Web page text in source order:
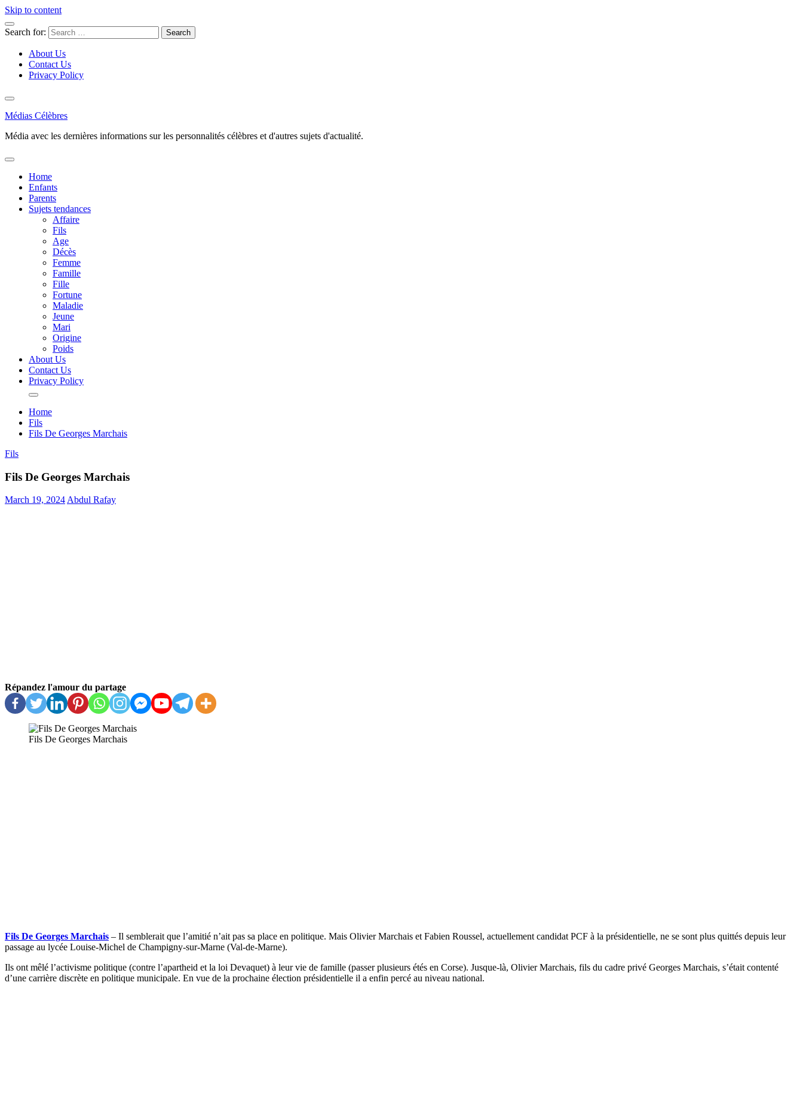
Skip to content
Search for:
About Us
Contact Us
Privacy Policy
Médias Célèbres
Média avec les dernières informations sur les personnalités célèbres et d'autres sujets d'actualité.
Home
Enfants
Parents
Sujets tendances
Affaire
Fils
Age
Décès
Femme
Famille
Fille
Fortune
Maladie
Jeune
Mari
Origine
Poids
About Us
Contact Us
Privacy Policy
Home
Fils
Fils De Georges Marchais
Fils
Fils De Georges Marchais
March 19, 2024Abdul Rafay
Répandez l'amour du partage
Fils De Georges Marchais
Fils De Georges Marchais – Il semblerait que l’amitié n’ait pas sa place en politique. Mais Olivier Marchais et Fabien Roussel, actuellement candidat PCF à la présidentielle, ne se sont plus quittés depuis leur
passage au lycée Louise-Michel de Champigny-sur-Marne (Val-de-Marne).
Ils ont mêlé l’activisme politique (contre l’apartheid et la loi Devaquet) à leur vie de famille (passer plusieurs étés en Corse). Jusque-là, Olivier Marchais, fils du cadre privé Georges Marchais, s’était contenté
d’une carrière discrète en politique municipale. En vue de la prochaine élection présidentielle il a enfin percé au niveau national.